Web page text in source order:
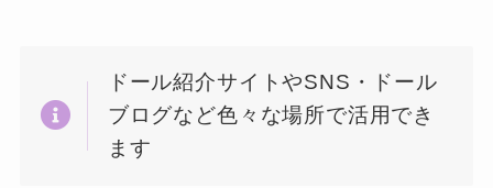
ドール紹介サイトやSNS・ドール
ブログなど色々な場所で活用でき
ます